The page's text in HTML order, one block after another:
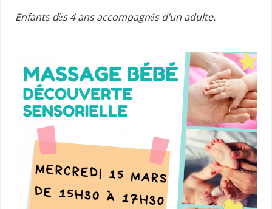
Enfants dès 4 ans accompagnés d’un adulte.